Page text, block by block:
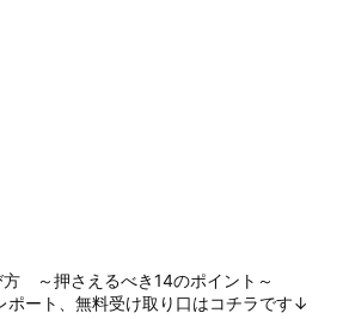
方 ～押さえるべき14のポイント～
ポート、無料受け取り口はコチラです↓